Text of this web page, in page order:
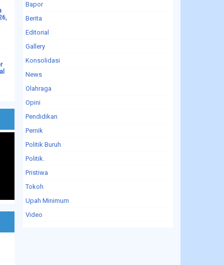
Bapor
Berita
Editorial
Gallery
Konsolidasi
News
Olahraga
Opini
Pendidikan
Pernik
Politik Buruh
Politik.
Pristiwa
Tokoh
Upah Minimum
Video